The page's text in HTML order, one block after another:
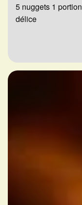
5 nuggets 1
délice